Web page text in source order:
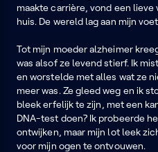
bekijken
maakte carrière, vond een
huis. De wereld lag aan mijn
Tot mijn moeder alzheimer
was alsof ze levend stierf. Ik
en worstelde met alles wat ze
meer was. Ze gleed weg en ik
bleek erfelijk te zijn, met een
DNA-test doen? Ik probeerde
ontwijken, maar mijn lot leek
voor mijn ogen te ontvouwen.